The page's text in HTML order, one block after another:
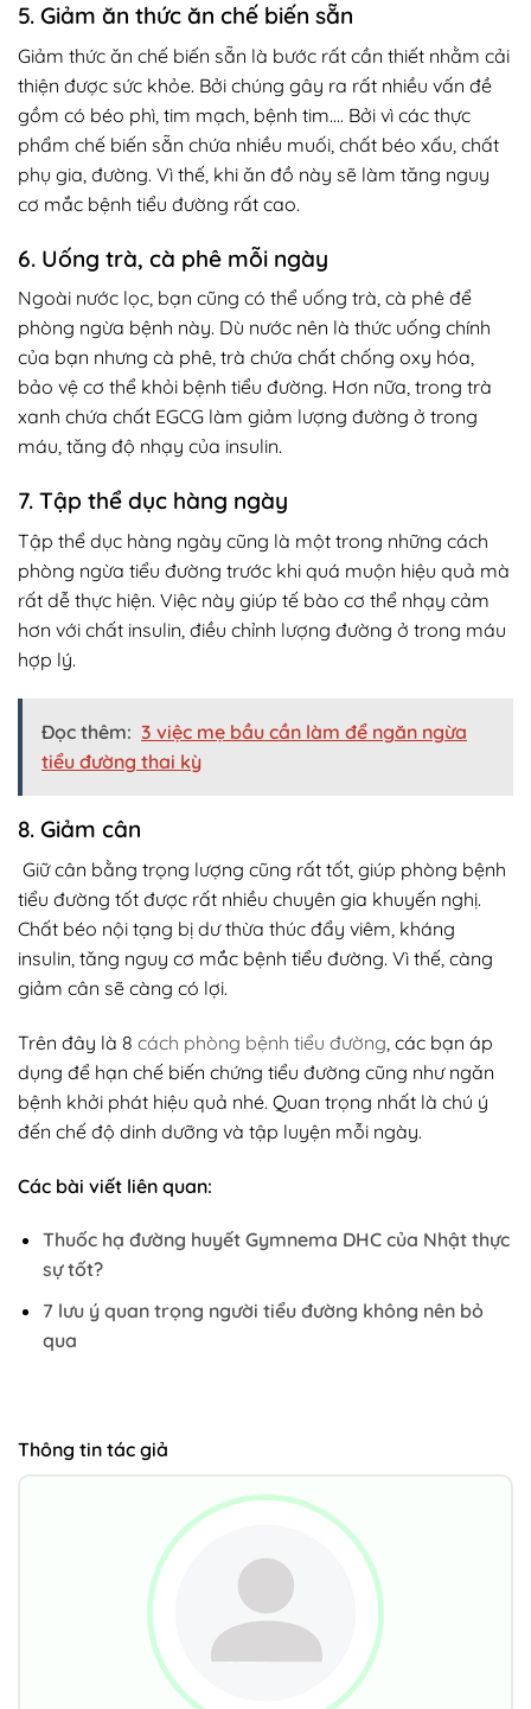
5. Giảm ăn thức ăn chế biến sẵn
Giảm thức ăn chế biến sẵn là bước rất cần thiết nhằm cải
thiện được sức khỏe. Bởi chúng gây ra rất nhiều vấn đề
gồm có béo phì, tim mạch, bệnh tim…. Bởi vì các thực
phẩm chế biến sẵn chứa nhiều muối, chất béo xấu, chất
phụ gia, đường. Vì thế, khi ăn đồ này sẽ làm tăng nguy
cơ mắc bệnh tiểu đường rất cao.
6. Uống trà, cà phê mỗi ngày
Ngoài nước lọc, bạn cũng có thể uống trà, cà phê để
phòng ngừa bệnh này. Dù nước nên là thức uống chính
của bạn nhưng cà phê, trà chứa chất chống oxy hóa,
bảo vệ cơ thể khỏi bệnh tiểu đường. Hơn nữa, trong trà
xanh chứa chất EGCG làm giảm lượng đường ở trong
máu, tăng độ nhạy của insulin.
7. Tập thể dục hàng ngày
Tập thể dục hàng ngày cũng là một trong những cách
phòng ngừa tiểu đường trước khi quá muộn hiệu quả mà
rất dễ thực hiện. Việc này giúp tế bào cơ thể nhạy cảm
hơn với chất insulin, điều chỉnh lượng đường ở trong máu
hợp lý.
Đọc thêm: 3 việc mẹ bầu cần làm để ngăn ngừa
tiểu đường thai kỳ
8. Giảm cân
Giữ cân bằng trọng lượng cũng rất tốt, giúp phòng bệnh
tiểu đường tốt được rất nhiều chuyên gia khuyến nghị.
Chất béo nội tạng bị dư thừa thúc đẩy viêm, kháng
insulin, tăng nguy cơ mắc bệnh tiểu đường. Vì thế, càng
giảm cân sẽ càng có lợi.
Trên đây là 8 cách phòng bệnh tiểu đường , các bạn áp
dụng để hạn chế biến chứng tiểu đường cũng như ngăn
bệnh khởi phát hiệu quả nhé. Quan trọng nhất là chú ý
đến chế độ dinh dưỡng và tập luyện mỗi ngày.
Các bài viết liên quan:
Thuốc hạ đường huyết Gymnema DHC của Nhật thực
sự tốt?
7 lưu ý quan trọng người tiểu đường không nên bỏ
qua
Thông tin tác giả